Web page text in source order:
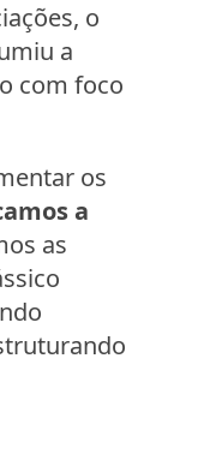
o
a
com foco
os
a
as